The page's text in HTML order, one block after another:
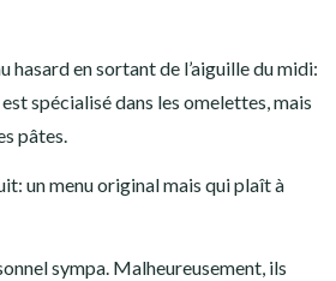
hasard en sortant de l’aiguille du midi:
spécialisé dans les omelettes, mais
pâtes.
un menu original mais qui plaît à
sympa. Malheureusement, ils